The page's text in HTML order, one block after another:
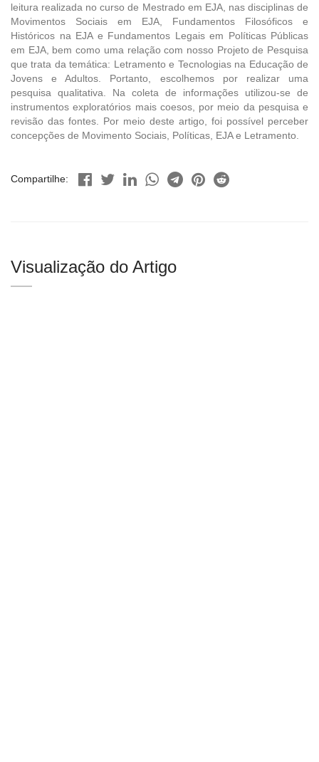
leitura realizada no curso de Mestrado em EJA, nas disciplinas de
Movimentos Sociais em EJA, Fundamentos Filosóficos e
Históricos na EJA e Fundamentos Legais em Políticas Públicas
em EJA, bem como uma relação com nosso Projeto de Pesquisa
que trata da temática: Letramento e Tecnologias na Educação de
Jovens e Adultos. Portanto, escolhemos por realizar uma
pesquisa qualitativa. Na coleta de informações utilizou-se de
instrumentos exploratórios mais coesos, por meio da pesquisa e
revisão das fontes. Por meio deste artigo, foi possível perceber
concepções de Movimento Sociais, Políticas, EJA e Letramento.
Compartilhe:
Visualização do Artigo